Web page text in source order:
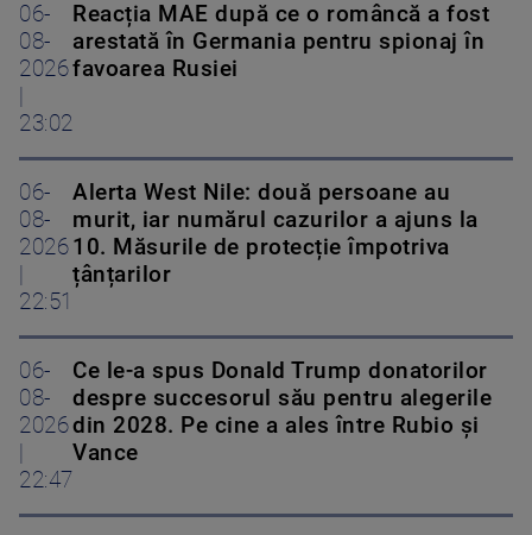
06-
08-
2026
23:02
Reacția MAE după ce o româncă a fost
arestată în Germania pentru spionaj în
favoarea Rusiei
06-
08-
2026
22:51
Alerta West Nile: două persoane au
murit, iar numărul cazurilor a ajuns la
10. Măsurile de protecție împotriva
țânțarilor
06-
08-
2026
22:47
Ce le-a spus Donald Trump donatorilor
despre succesorul său pentru alegerile
din 2028. Pe cine a ales între Rubio și
Vance